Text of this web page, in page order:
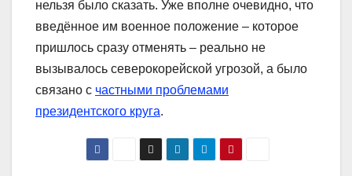
нельзя было сказать. Уже вполне очевидно, что
введённое им военное положение – которое
пришлось сразу отменять – реально не
вызывалось северокорейской угрозой, а было
связано с частными проблемами
президентского круга.